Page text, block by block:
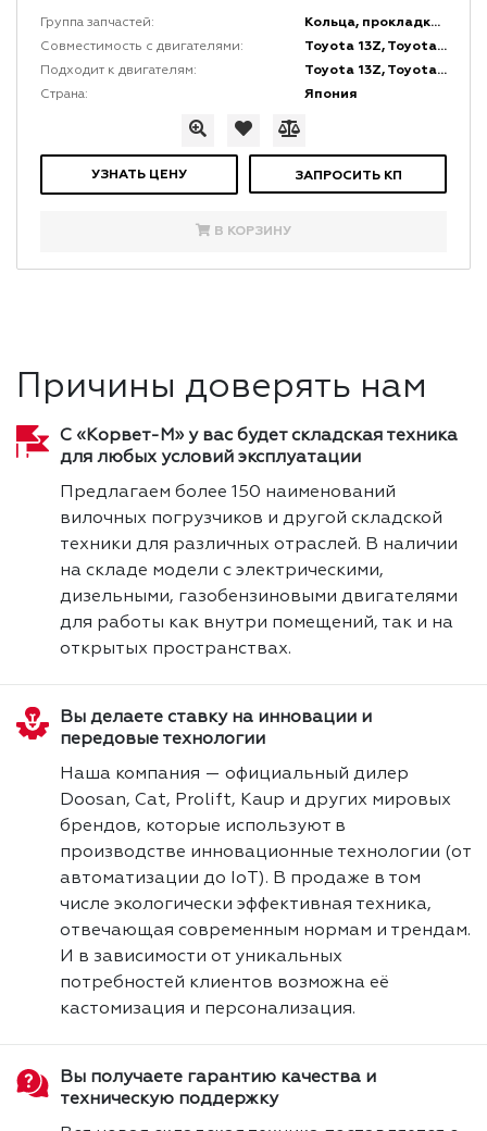
Группа запчастей: Кольца, прокладки, уплотнения, сальники и ограничители
Совместимость с двигателями: Toyota 13Z, Toyota 14Z, Toyota 1DZ, Toyota 1FZ, Toyota 1Z, Toyota 2J, Toyota 2Z, Toyota 4Y, Toyota 5K
Подходит к двигателям: Toyota 13Z, Toyota 14Z, Toyota 1DZ, Toyota 1FZ, Toyota 1Z, Toyota 2J, Toyota 2Z, Toyota 4Y, Toyota 5K
Страна: Япония
УЗНАТЬ ЦЕНУ ЗАПРОСИТЬ КП
В КОРЗИНУ
Причины доверять нам
С «Корвет-М» у вас будет складская техника
для любых условий эксплуатации
Предлагаем более 150 наименований
вилочных погрузчиков и другой складской
техники для различных отраслей. В наличии
на складе модели с электрическими,
дизельными, газобензиновыми двигателями
для работы как внутри помещений, так и на
открытых пространствах.
Вы делаете ставку на инновации и
передовые технологии
Наша компания — официальный дилер
Doosan, Cat, Prolift, Kaup и других мировых
брендов, которые используют в
производстве инновационные технологии (от
автоматизации до IoT). В продаже в том
числе экологически эффективная техника,
отвечающая современным нормам и трендам.
И в зависимости от уникальных
потребностей клиентов возможна её
кастомизация и персонализация.
Вы получаете гарантию качества и
техническую поддержку